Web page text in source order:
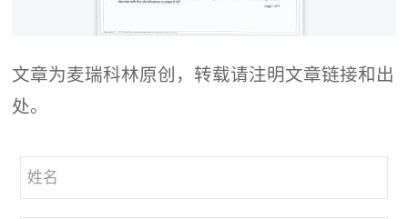
文章为麦瑞科林原创，转载请注明文章链接和出
处。